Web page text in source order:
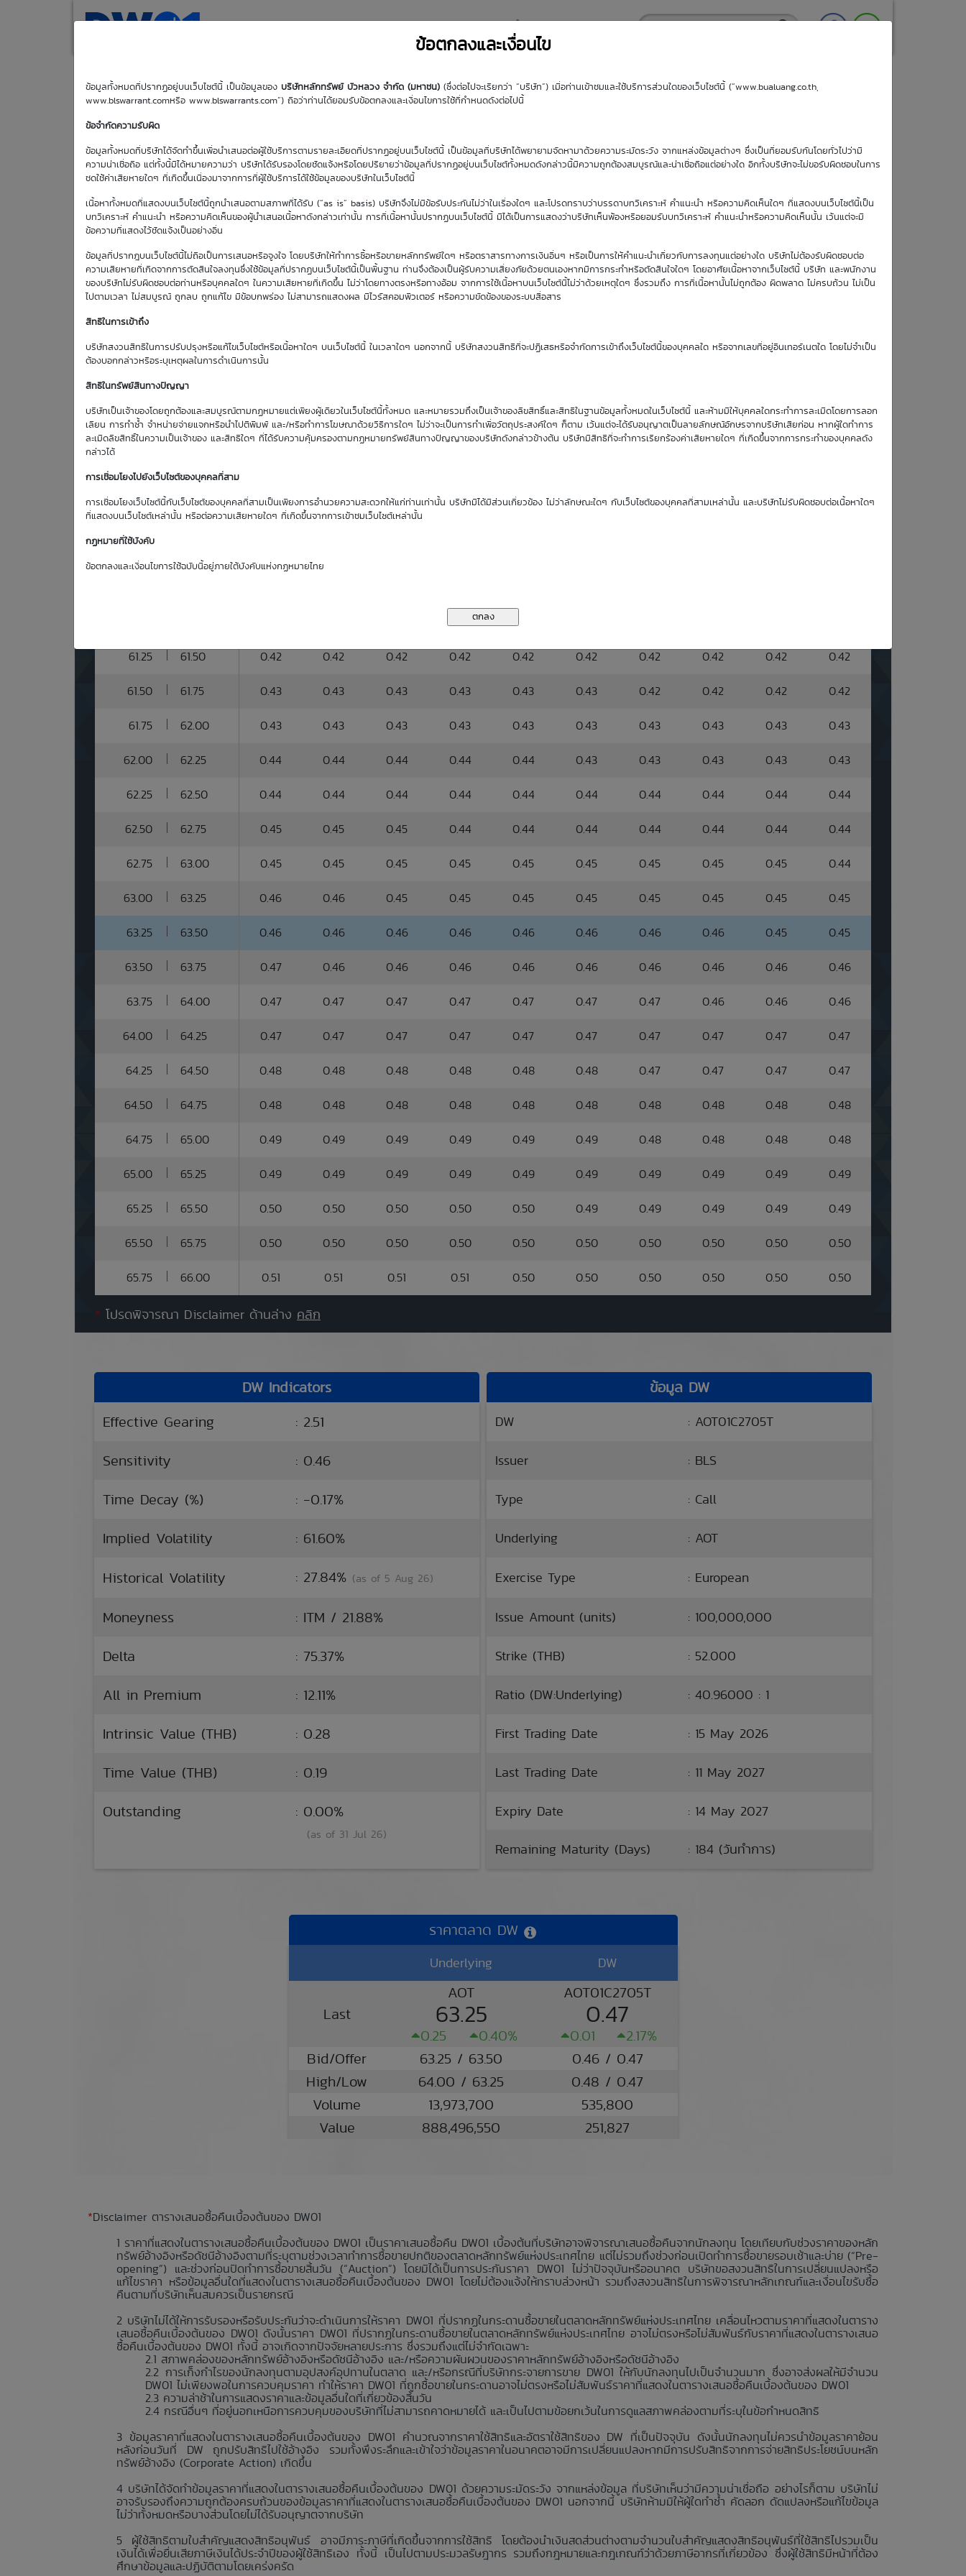
ข้อตกลงและเงื่อนไข
ข้อมูลทั้งหมดที่ปรากฏอยู่บนเว็บไซต์นี้ เป็นข้อมูลของ บริษัทหลักทรัพย์ บัวหลวง จำกัด (มหาชน) (ซึ่งต่อไปจะเรียกว่า “บริษัท”) เมื่อท่านเข้าชมและใช้บริการส่วนใดของเว็บไซต์นี้ (“www.bualuang.co.th,
www.blswarrant.comหรือ www.blswarrants.com”) ถือว่าท่านได้ยอมรับข้อตกลงและเงื่อนไขการใช้ที่กำหนดดังต่อไปนี้
ข้อจำกัดความรับผิด
ข้อมูลทั้งหมดที่บริษัทได้จัดทำขึ้นเพื่อนำเสนอต่อผู้ใช้บริการตามรายละเอียดที่ปรากฏอยู่บนเว็บไซต์นี้ เป็นข้อมูลที่บริษัทได้พยายามจัดหามาด้วยความระมัดระวัง จากแหล่งข้อมูลต่างๆ ซึ่งเป็นที่ยอมรับกันโดยทั่วไปว่ามี
ความน่าเชื่อถือ แต่ทั้งนี้มิได้หมายความว่า บริษัทได้รับรองโดยชัดแจ้งหรือโดยปริยายว่าข้อมูลที่ปรากฏอยู่บนเว็บไซต์ทั้งหมดดังกล่าวนี้มีความถูกต้องสมบูรณ์และน่าเชื่อถือแต่อย่างใด อีกทั้งบริษัทจะไม่ขอรับผิดชอบในการ
ชดใช้ค่าเสียหายใดๆ ที่เกิดขึ้นเนื่องมาจากการที่ผู้ใช้บริการได้ใช้ข้อมูลของบริษัทในเว็บไซต์นี้
เนื้อหาทั้งหมดที่แสดงบนเว็บไซต์นี้ถูกนำเสนอตามสภาพที่ได้รับ (“as is” basis) บริษัทจึงไม่มีข้อรับประกันไม่ว่าในเรื่องใดๆ และโปรดทราบว่าบรรดาบทวิเคราะห์ คำแนะนำ หรือความคิดเห็นใดๆ ที่แสดงบนเว็บไซต์นี้เป็น
บทวิเคราะห์ คำแนะนำ หรือความคิดเห็นของผู้นำเสนอเนื้อหาดังกล่าวเท่านั้น การที่เนื้อหานั้นปรากฏบนเว็บไซต์นี้ มิได้เป็นการแสดงว่าบริษัทเห็นพ้องหรือยอมรับบทวิเคราะห์ คำแนะนำหรือความคิดเห็นนั้น เว้นแต่จะมี
ข้อความที่แสดงไว้ชัดแจ้งเป็นอย่างอื่น
ข้อมูลที่ปรากฎบนเว็บไซต์นี้ไม่ถือเป็นการเสนอหรือจูงใจ โดยบริษัทให้ทำการซื้อหรือขายหลักทรัพย์ใดๆ หรือตราสารทางการเงินอื่นๆ หรือเป็นการให้คำแนะนำเกี่ยวกับการลงทุนแต่อย่างใด บริษัทไม่ต้องรับผิดชอบต่อ
ความเสียหายที่เกิดจากการตัดสินใจลงทุนซึ่งใช้ข้อมูลที่ปรากฏบนเว็บไซต์นี้เป็นพื้นฐาน ท่านจึงต้องเป็นผู้รับความเสี่ยงภัยด้วยตนเองหากมีการกระทำหรือตัดสินใจใดๆ โดยอาศัยเนื้อหาจากเว็บไซต์นี้ บริษัท และพนักงาน
ของบริษัทไม่รับผิดชอบต่อท่านหรือบุคคลใดๆ ในความเสียหายที่เกิดขึ้น ไม่ว่าโดยทางตรงหรือทางอ้อม จากการใช้เนื้อหาบนเว็บไซต์นี้ไม่ว่าด้วยเหตุใดๆ ซึ่งรวมถึง การที่เนื้อหานั้นไม่ถูกต้อง ผิดพลาด ไม่ครบถ้วน ไม่เป็น
ไปตามเวลา ไม่สมบูรณ์ ถูกลบ ถูกแก้ไข มีข้อบกพร่อง ไม่สามารถแสดงผล มีไวรัสคอมพิวเตอร์ หรือความขัดข้องของระบบสื่อสาร
สิทธิในการเข้าถึง
บริษัทสงวนสิทธิในการปรับปรุงหรือแก้ไขเว็บไซต์หรือเนื้อหาใดๆ บนเว็บไซต์นี้ ในเวลาใดๆ นอกจากนี้ บริษัทสงวนสิทธิที่จะปฏิเสธหรือจำกัดการเข้าถึงเว็บไซต์นี้ของบุคคลใด หรือจากเลขที่อยู่อินเทอร์เนตใด โดยไม่จำเป็น
ต้องบอกกล่าวหรือระบุเหตุผลในการดำเนินการนั้น
สิทธิในทรัพย์สินทางปัญญา
บริษัทเป็นเจ้าของโดยถูกต้องและสมบูรณ์ตามกฏหมายแต่เพียงผู้เดียวในเว็บไซต์นี้ทั้งหมด และหมายรวมถึงเป็นเจ้าของลิขสิทธิ์และสิทธิในฐานข้อมูลทั้งหมดในเว็บไซต์นี้ และห้ามมิให้บุคคลใดกระทำการละเมิดโดยการลอก
เลียน การทำซ้ำ จำหน่ายจ่ายแจกหรือนำไปตีพิมพ์ และ/หรือทำการโฆษณาด้วยวิธีการใดๆ ไม่ว่าจะเป็นการทำเพื่อวัตถุประสงค์ใดๆ ก็ตาม เว้นแต่จะได้รับอนุญาตเป็นลายลักษณ์อักษรจากบริษัทเสียก่อน หากผู้ใดทำการ
ละเมิดลิขสิทธิ์ในความเป็นเจ้าของ และสิทธิใดๆ ที่ได้รับความคุ้มครองตามกฏหมายทรัพย์สินทางปัญญาของบริษัทดังกล่าวข้างต้น บริษัทมีสิทธิที่จะทำการเรียกร้องค่าเสียหายใดๆ ที่เกิดขึ้นจากการกระทำของบุคคลดัง
กล่าวได้
การเชื่อมโยงไปยังเว็บไซต์ของบุคคลที่สาม
การเชื่อมโยงเว็บไซต์นี้กับเว็บไซต์ของบุคคลที่สามเป็นเพียงการอำนวยความสะดวกให้แก่ท่านเท่านั้น บริษัทมิได้มีส่วนเกี่ยวข้อง ไม่ว่าลักษณะใดๆ กับเว็บไซต์ของบุคคลที่สามเหล่านั้น และบริษัทไม่รับผิดชอบต่อเนื้อหาใดๆ
ที่แสดงบนเว็บไซต์เหล่านั้น หรือต่อความเสียหายใดๆ ที่เกิดขึ้นจากการเข้าชมเว็บไซต์เหล่านั้น
กฏหมายที่ใช้บังคับ
ข้อตกลงและเงื่อนไขการใช้ฉบับนี้อยู่ภายใต้บังคับแห่งกฏหมายไทย
Home(current)
Search My DW Highlight DW มุมความรู้ DW Search
AOT01C2705T
แรก
15 พ.ค. 2569
วันซื้อขายปัจจุบัน
6 ส.ค. 2569
สุดท้าย
11 พ.ค. 2570
2.51 -0.17 % 184
ตารางเสนอซื้อคืนเบื้องต้นของ DW01*
ราคาเสนอซื้อคืนเบื้องต้นของ AOT01C2705T
AOT
Bid | Offer
0.42 0.42
61.25 61.50 0.42 0.42 0.42 0.42 0.42 0.42 0.42 0.42 0.42 0.42
61.50 61.75 0.43 0.43 0.43 0.43 0.43 0.43 0.42 0.42 0.42 0.42
61.75 62.00 0.43 0.43 0.43 0.43 0.43 0.43 0.43 0.43 0.43 0.43
62.00 62.25 0.44 0.44 0.44 0.44 0.44 0.43 0.43 0.43 0.43 0.43
62.25 62.50 0.44 0.44 0.44 0.44 0.44 0.44 0.44 0.44 0.44 0.44
62.50 62.75 0.45 0.45 0.45 0.44 0.44 0.44 0.44 0.44 0.44 0.44
62.75 63.00 0.45 0.45 0.45 0.45 0.45 0.45 0.45 0.45 0.45 0.44
63.00 63.25 0.46 0.46 0.45 0.45 0.45 0.45 0.45 0.45 0.45 0.45
63.25 63.50 0.46 0.46 0.46 0.46 0.46 0.46 0.46 0.46 0.45 0.45
63.50 63.75 0.47 0.46 0.46 0.46 0.46 0.46 0.46 0.46 0.46 0.46
63.75 64.00 0.47 0.47 0.47 0.47 0.47 0.47 0.47 0.46 0.46 0.46
64.00 64.25 0.47 0.47 0.47 0.47 0.47 0.47 0.47 0.47 0.47 0.47
64.25 64.50 0.48 0.48 0.48 0.48 0.48 0.48 0.47 0.47 0.47 0.47
64.50 64.75 0.48 0.48 0.48 0.48 0.48 0.48 0.48 0.48 0.48 0.48
64.75 65.00 0.49 0.49 0.49 0.49 0.49 0.49 0.48 0.48 0.48 0.48
65.00 65.25 0.49 0.49 0.49 0.49 0.49 0.49 0.49 0.49 0.49 0.49
65.25 65.50 0.50 0.50 0.50 0.50 0.50 0.49 0.49 0.49 0.49 0.49
65.50 65.75 0.50 0.50 0.50 0.50 0.50 0.50 0.50 0.50 0.50 0.50
65.75 66.00 0.51 0.51 0.51 0.51 0.50 0.50 0.50 0.50 0.50 0.50
* โปรดพิจารณา Disclaimer ด้านล่าง คลิก
DW Indicators
Effective Gearing
: 2.51
Sensitivity
: 0.46
Time Decay (%)
: -0.17%
Implied Volatility
: 61.60%
Historical Volatility
: 27.84% (as of 5 Aug 26)
Moneyness
: ITM / 21.88%
Delta
: 75.37%
All in Premium
: 12.11%
Intrinsic Value (THB)
: 0.28
Time Value (THB)
: 0.19
Outstanding
: 0.00%
(as of 31 Jul 26)
ข้อมูล DW
DW : AOT01C2705T
Issuer : BLS
Type : Call
Underlying : AOT
Exercise Type : European
Issue Amount (units) : 100,000,000
Strike (THB) : 52.000
Ratio (DW:Underlying) : 40.96000 : 1
First Trading Date : 15 May 2026
Last Trading Date : 11 May 2027
Expiry Date : 14 May 2027
Remaining Maturity (Days) : 184 (วันทำการ)
ราคาตลาด DW
Underlying DW
Last
AOT
63.25
0.25 0.40%
AOT01C2705T
0.47
0.01
2.17%
Bid/Offer
63.25 / 63.50
0.46 / 0.47
High/Low
64.00 / 63.25
0.48 / 0.47
Volume
13,973,700
535,800
Value
888,496,550 251,827
*Disclaimer ตารางเสนอซื้อคืนเบื้องต้นของ DW01
ราคาที่แสดงในตารางเสนอซื้อคืนเบื้องต้นของ DW01 เป็นราคาเสนอซื้อคืน DW01 เบื้องต้นที่บริษัทอาจพิจารณาเสนอซื้อคืนจากนักลงทุน โดยเทียบกับช่วงราคาของหลัก
ทรัพย์อ้างอิงหรือดัชนีอ้างอิงตามที่ระบุตามช่วงเวลาทำการซื้อขายปกติของตลาดหลักทรัพย์แห่งประเทศไทย แต่ไม่รวมถึงช่วงก่อนเปิดทำการซื้อขายรอบเช้าและบ่าย (“Pre-
opening”) และช่วงก่อนปิดทำการซื้อขายสิ้นวัน (“Auction”) โดยมิได้เป็นการประกันราคา DW01 ไม่ว่าปัจจุบันหรืออนาคต บริษัทขอสงวนสิทธิในการเปลี่ยนแปลงหรือ
แก้ไขราคา หรือข้อมูลอื่นใดที่แสดงในตารางเสนอซื้อคืนเบื้องต้นของ DW01 โดยไม่ต้องแจ้งให้ทราบล่วงหน้า รวมถึงสงวนสิทธิในการพิจารณาหลักเกณฑ์และเงื่อนไขรับซื้อ
คืนตามที่บริษัทเห็นสมควรเป็นรายกรณี
บริษัทไม่ได้ให้การรับรองหรือรับประกันว่าจะดำเนินการให้ราคา DW01 ที่ปรากฏในกระดานซื้อขายในตลาดหลักทรัพย์แห่งประเทศไทย เคลื่อนไหวตามราคาที่แสดงในตาราง
เสนอซื้อคืนเบื้องต้นของ DW01 ดังนั้นราคา DW01 ที่ปรากฏในกระดานซื้อขายในตลาดหลักทรัพย์แห่งประเทศไทย อาจไม่ตรงหรือไม่สัมพันธ์กับราคาที่แสดงในตารางเสนอ
ซื้อคืนเบื้องต้นของ DW01 ทั้งนี้ อาจเกิดจากปัจจัยหลายประการ ซึ่งรวมถึงแต่ไม่จำกัดเฉพาะ
สภาพคล่องของหลักทรัพย์อ้างอิงหรือดัชนีอ้างอิง และ/หรือความผันผวนของราคาหลักทรัพย์อ้างอิงหรือดัชนีอ้างอิง
การเก็งกำไรของนักลงทุนตามอุปสงค์อุปทานในตลาด และ/หรือกรณีที่บริษัทกระจายการขาย DW01 ให้กับนักลงทุนไปเป็นจำนวนมาก ซึ่งอาจส่งผลให้มีจำนวน
DW01 ไม่เพียงพอในการควบคุมราคา ทำให้ราคา DW01 ที่ถูกซื้อขายในกระดานอาจไม่ตรงหรือไม่สัมพันธ์ราคาที่แสดงในตารางเสนอซื้อคืนเบื้องต้นของ DW01
ความล่าช้าในการแสดงราคาและข้อมูลอื่นใดที่เกี่ยวข้องสิ้นวัน
กรณีอื่นๆ ที่อยู่นอกเหนือการควบคุมของบริษัทที่ไม่สามารถคาดหมายได้ และเป็นไปตามข้อยกเว้นในการดูแลสภาพคล่องตามที่ระบุในข้อกำหนดสิทธิ
ข้อมูลราคาที่แสดงในตารางเสนอซื้อคืนเบื้องต้นของ DW01 คำนวณจากราคาใช้สิทธิและอัตราใช้สิทธิของ DW ที่เป็นปัจจุบัน ดังนั้นนักลงทุนไม่ควรนำข้อมูลราคาย้อน
หลังก่อนวันที่ DW ถูกปรับสิทธิไปใช้อ้างอิง รวมทั้งพึงระลึกและเข้าใจว่าข้อมูลราคาในอนาคตอาจมีการเปลี่ยนแปลงหากมีการปรับสิทธิจากการจ่ายสิทธิประโยชน์บนหลัก
ทรัพย์อ้างอิง (Corporate Action) เกิดขึ้น
บริษัทได้จัดทำข้อมูลราคาที่แสดงในตารางเสนอซื้อคืนเบื้องต้นของ DW01 ด้วยความระมัดระวัง จากแหล่งข้อมูล ที่บริษัทเห็นว่ามีความน่าเชื่อถือ อย่างไรก็ตาม บริษัทไม่
อาจรับรองถึงความถูกต้องครบถ้วนของข้อมูลราคาที่แสดงในตารางเสนอซื้อคืนเบื้องต้นของ DW01 นอกจากนี้ บริษัทห้ามมิให้ผู้ใดทำซ้ำ คัดลอก ดัดแปลงหรือแก้ไขข้อมูล
ไม่ว่าทั้งหมดหรือบางส่วนโดยไม่ได้รับอนุญาตจากบริษัท
ผู้ใช้สิทธิตามใบสำคัญแสดงสิทธิอนุพันธ์ อาจมีภาระภาษีที่เกิดขึ้นจากการใช้สิทธิ โดยต้องนำเงินสดส่วนต่างตามจำนวนใบสำคัญแสดงสิทธิอนุพันธ์ที่ใช้สิทธิไปรวมเป็น
เงินได้เพื่อยื่นเสียภาษีเงินได้ประจำปีของผู้ใช้สิทธิเอง ทั้งนี้ เป็นไปตามประมวลรัษฎากร รวมถึงกฎหมายและกฎเกณฑ์ว่าด้วยภาษีอากรที่เกี่ยวข้อง ซึ่งผู้ใช้สิทธิมีหน้าที่ต้อง
ศึกษาข้อมูลและปฏิบัติตามโดยเคร่งครัด